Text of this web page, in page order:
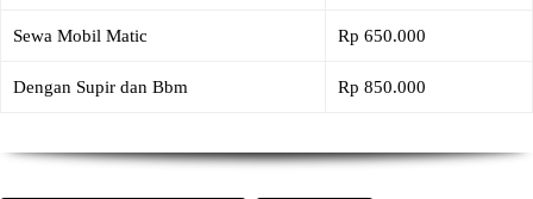
Sewa Mobil Matic Rp 650.000
Dengan Supir dan Bbm Rp 850.000